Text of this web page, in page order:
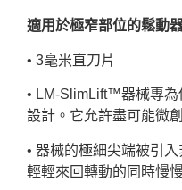
適用於極窄部位的鬆動
• 3毫米直刀片
• LM-SlimLift™器械專
設計。它允許盡可能微
• 器械的極細尖端被引
輕輕來回轉動的同時慢